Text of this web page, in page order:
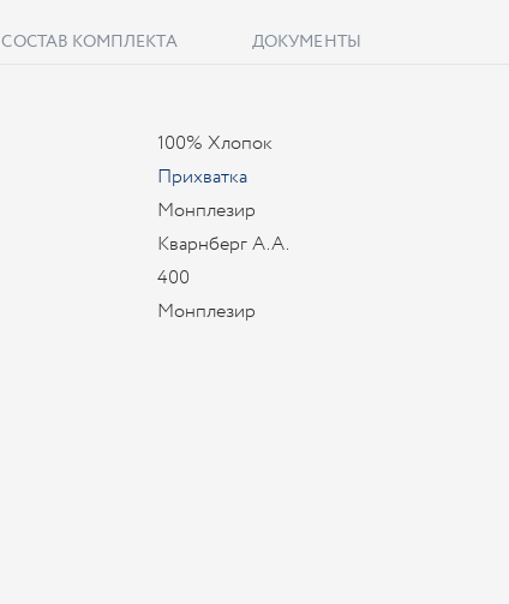
СОСТАВ КОМПЛЕКТА ДОКУМЕНТЫ
100% Хлопок
Прихватка
Монплезир
Кварнберг А.А.
400
Монплезир